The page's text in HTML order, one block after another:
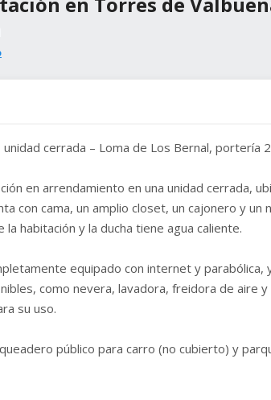
unidad cerrada – Loma de Los Bernal, portería
en arrendamiento en una unidad cerrada,
con cama, un amplio closet, un cajonero y un
habitación y la ducha tiene agua caliente.
equipado con internet y parabólica,
como nevera, lavadora, freidora de aire y
su uso.
público para carro (no cubierto) y